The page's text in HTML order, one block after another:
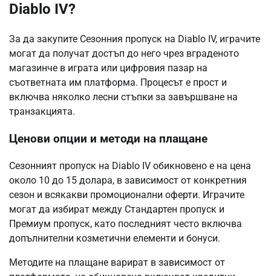
Diablo IV?
За да закупите Сезонния пропуск на Diablo IV, играчите
могат да получат достъп до него чрез вграденото
магазинче в играта или цифровия пазар на
съответната им платформа. Процесът е прост и
включва няколко лесни стъпки за завършване на
транзакцията.
Ценови опции и методи на плащане
Сезонният пропуск на Diablo IV обикновено е на цена
около 10 до 15 долара, в зависимост от конкретния
сезон и всякакви промоционални оферти. Играчите
могат да избират между Стандартен пропуск и
Премиум пропуск, като последният често включва
допълнителни козметични елементи и бонуси.
Методите на плащане варират в зависимост от